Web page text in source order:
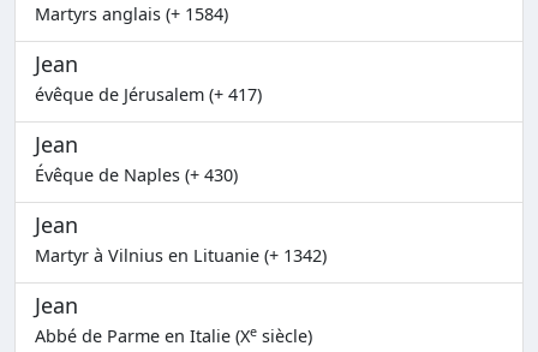
Martyrs anglais (+ 1584)
Jean
évêque de Jérusalem (+ 417)
Jean
Évêque de Naples (+ 430)
Jean
Martyr à Vilnius en Lituanie (+ 1342)
Jean
Abbé de Parme en Italie (Xe siècle)